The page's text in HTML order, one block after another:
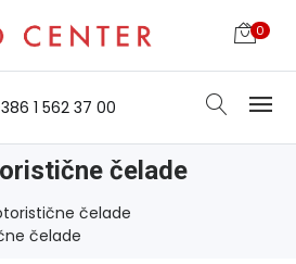
0
1 562 37 00
čelade
čelade
čelade